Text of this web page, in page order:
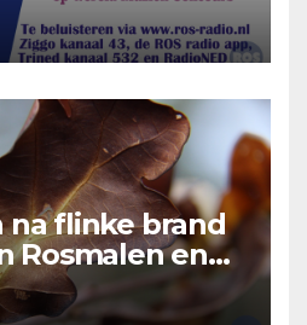
na flinke brand
Rosmalen en